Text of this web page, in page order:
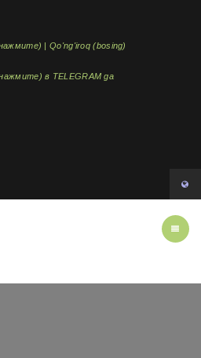
| Qo'ng'iroq (bosing)
в TELEGRAM ga